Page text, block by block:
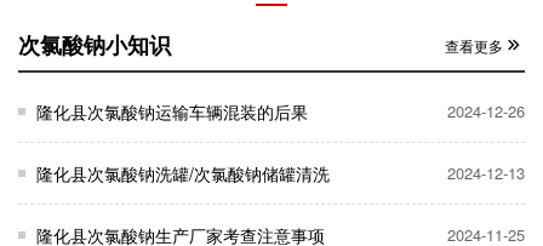
次氯酸钠小知识 查看更多
隆化县次氯酸钠运输车辆混装的后果 2024-12-26
隆化县次氯酸钠洗罐/次氯酸钠储罐清洗 2024-12-13
隆化县次氯酸钠生产厂家考查注意事项 2024-11-25